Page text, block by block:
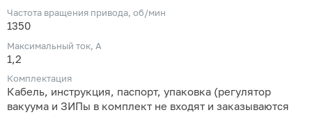
Частота вращения привода, об/мин
1350
Максимальный ток, А
1,2
Комплектация
Кабель, инструкция, паспорт, упаковка (регулятор
вакуума и ЗИПы в комплект не входят и заказываются